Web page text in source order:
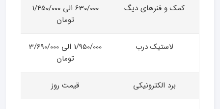
کمک و فنرهای دیگ
630/000 الی 1/450/000
تومان
لاستیک درب
1/950/000 الی 3/690/000
تومان
برد الکترونیکی قیمت روز